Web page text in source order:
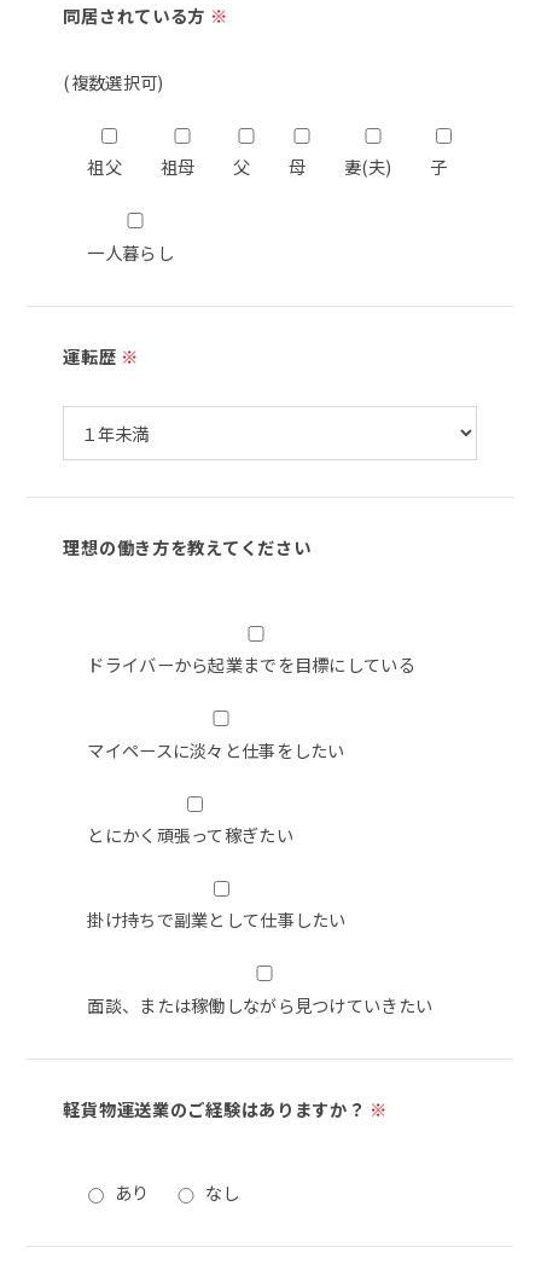
同居されている方 ※
(複数選択可)
祖父 祖母 父 母 妻(夫) 子
一人暮らし
運転歴 ※
理想の働き方を教えてください
ドライバーから起業までを目標にしている
マイペースに淡々と仕事をしたい
とにかく頑張って稼ぎたい
掛け持ちで副業として仕事したい
面談、または稼働しながら見つけていきたい
軽貨物運送業のご経験はありますか？ ※
あり なし